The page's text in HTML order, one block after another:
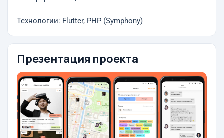
Технологии: Flutter, PHP (Symphony)
Презентация проекта